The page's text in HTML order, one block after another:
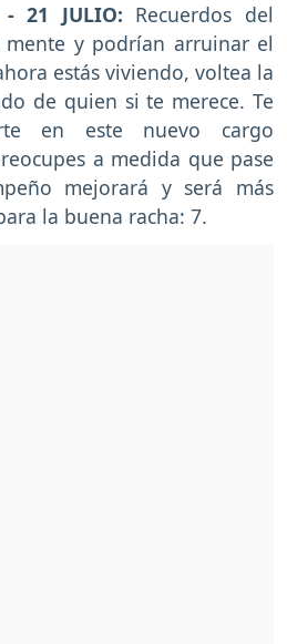
- 21 JULIO: Recuerdos del
y podrían arruinar el
estás viviendo, voltea la
de quien si te merece. Te
en este nuevo cargo
a medida que pase
mejorará y será más
la buena racha: 7.